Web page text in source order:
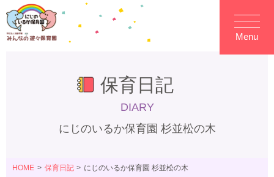
Menu
保育日記
DIARY
にじのいるか保育園 杉並松の木
HOME 保育日記 にじのいるか保育園 杉並松の木